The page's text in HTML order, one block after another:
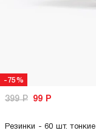
-75%
399Р 99 Р
Резинки - 60 шт. тонкие